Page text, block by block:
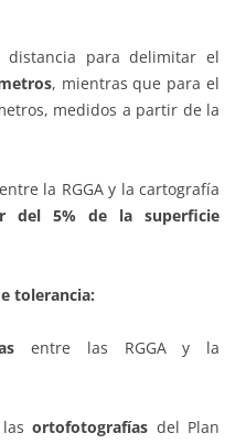
distancia para delimitar el
, mientras que para el
medidos a partir de la
la RGGA y la cartografía
del 5% de la superficie
tolerancia:
entre las RGGA y la
lasortofotografías del Plan